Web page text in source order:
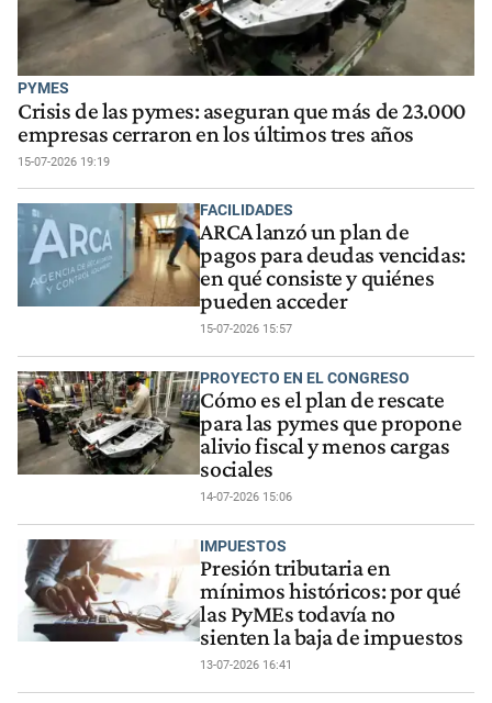
PYMES
Crisis de las pymes: aseguran que más de 23.000
empresas cerraron en los últimos tres años
15-07-2026 19:19
FACILIDADES
ARCA lanzó un plan de
pagos para deudas vencidas:
en qué consiste y quiénes
pueden acceder
15-07-2026 15:57
PROYECTO EN EL CONGRESO
Cómo es el plan de rescate
para las pymes que propone
alivio fiscal y menos cargas
sociales
14-07-2026 15:06
IMPUESTOS
Presión tributaria en
mínimos históricos: por qué
las PyMEs todavía no
sienten la baja de impuestos
13-07-2026 16:41